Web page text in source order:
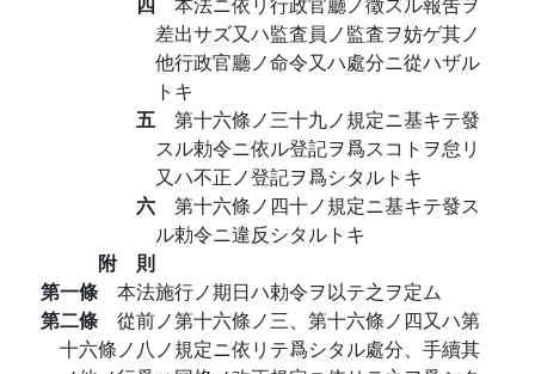
差出サズ又ハ監査員ノ監査ヲ妨ゲ其ノ
他行政官廳ノ命令又ハ處分ニ從ハザル
トキ
五 第十六條ノ三十九ノ規定ニ基キテ發
スル勅令ニ依ル登記ヲ爲スコトヲ怠リ
又ハ不正ノ登記ヲ爲シタルトキ
六 第十六條ノ四十ノ規定ニ基キテ發ス
ル勅令ニ違反シタルトキ
附 則
第一條 本法施行ノ期日ハ勅令ヲ以テ之ヲ定ム
第二條 從前ノ第十六條ノ三、第十六條ノ四又ハ第
十六條ノ八ノ規定ニ依リテ爲シタル處分、手續其